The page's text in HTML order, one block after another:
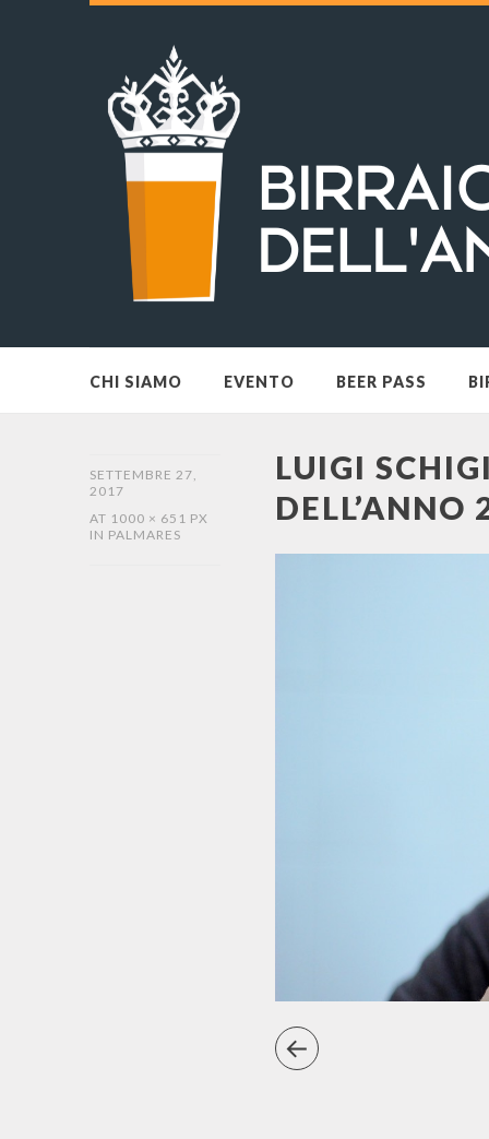
CHI SIAMO EVENTO BEER PASS
SETTEMBRE 27,
2017
AT 1000 × 651 PX
IN PALMARES
LUIGI
DELL’ANNO